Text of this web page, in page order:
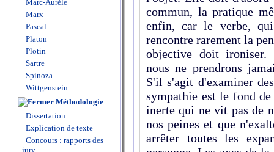
Marc-Aurèle
Marx
Pascal
Platon
Plotin
Sartre
Spinoza
Wittgenstein
Méthodologie
Dissertation
Explication de texte
Concours : rapports des
jury
commun, la pratique
enfin, car le verbe,
rencontre rarement la
objective doit ironiser.
nous ne prendrons
S'il s'agit d'examiner
sympathie est le fond
inerte qui ne vit pas de
nos peines et que
arrêter toutes les